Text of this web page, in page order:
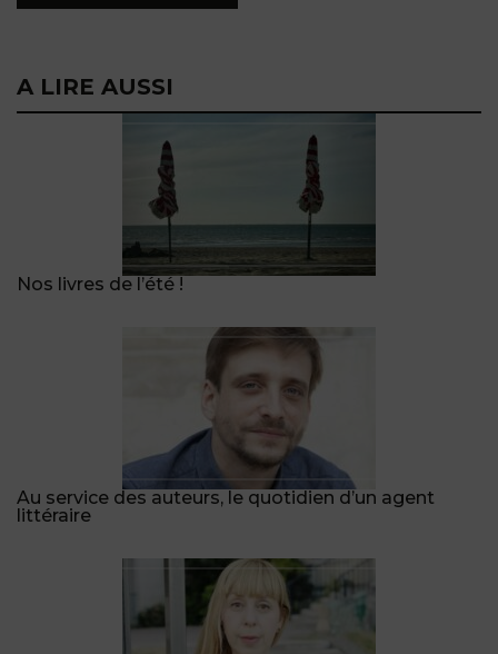
A LIRE AUSSI
Nos livres de l’été !
Au service des auteurs, le quotidien d’un agent
littéraire